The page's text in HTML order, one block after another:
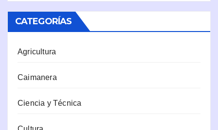
CATEGORÍAS
Agricultura
Caimanera
Ciencia y Técnica